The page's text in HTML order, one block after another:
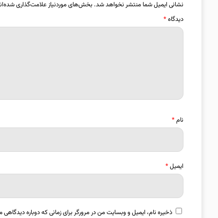
نشانی ایمیل شما منتشر نخواهد شد. بخش‌های موردنیاز علامت‌گذاری
دیدگاه*
نام*
ایمیل*
ذخیره نام، ایمیل و وبسایت من در مرورگر برای زمانی که دوباره